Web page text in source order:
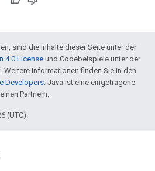
sind die Inhalte dieser Seite unter der
4.0 License und Codebeispiele unter der
Weitere Informationen finden Sie in den
Developers . Java ist eine eingetragene
Partnern.
(UTC).